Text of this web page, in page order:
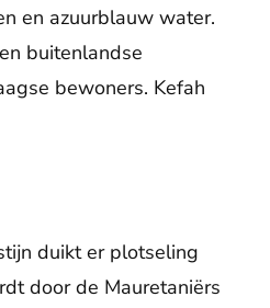
en azuurblauw water.
buitenlandse
bewoners. Kefah
duikt er plotseling
door de Mauretaniërs